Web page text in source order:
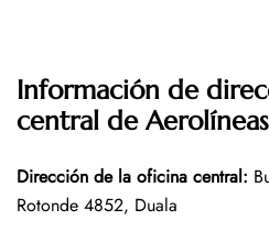
Información de
central de
Dirección de la oficina central:
Rotonde 4852, Duala